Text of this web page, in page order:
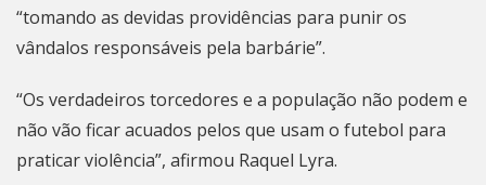
“tomando as devidas providências para punir os
vândalos responsáveis pela barbárie”.
“Os verdadeiros torcedores e a população não podem e
não vão ficar acuados pelos que usam o futebol para
praticar violência”, afirmou Raquel Lyra.